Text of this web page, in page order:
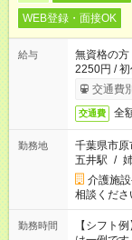
WEB登録・面接OK
給与
無資格の
2250円 /
交通費
交通費 全
勤務地
千葉県市原
五井駅 /
介護施
相談くださ
勤務時間
【シフト